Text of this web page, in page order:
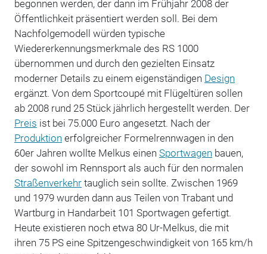
begonnen werden, der dann im Frühjahr 2008 der
Öffentlichkeit präsentiert werden soll. Bei dem
Nachfolgemodell würden typische
Wiedererkennungsmerkmale des RS 1000
übernommen und durch den gezielten Einsatz
moderner Details zu einem eigenständigen Design
ergänzt. Von dem Sportcoupé mit Flügeltüren sollen
ab 2008 rund 25 Stück jährlich hergestellt werden. Der
Preis ist bei 75.000 Euro angesetzt. Nach der
Produktion erfolgreicher Formelrennwagen in den
60er Jahren wollte Melkus einen Sportwagen bauen,
der sowohl im Rennsport als auch für den normalen
Straßenverkehrtauglich sein sollte. Zwischen 1969
und 1979 wurden dann aus Teilen von Trabant und
Wartburg in Handarbeit 101 Sportwagen gefertigt.
Heute existieren noch etwa 80 Ur-Melkus, die mit
ihren 75 PS eine Spitzengeschwindigkeit von 165 km/h